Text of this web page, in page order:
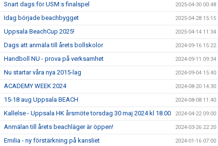
Snart dags för USM:s finalspel 2025-04-30 00:48
Idag började beachbygget 2025-04-28 15:15
Uppsala BeachCup 2025! 2025-04-14 11:34
Dags att anmäla till årets bollskolor 2024-09-16 15:22
Handboll NU - prova på verksamhet 2024-09-11 09:34
Nu startar våra nya 2015-lag 2024-09-04 15:40
ACADEMY WEEK 2024 2024-08-20 14:30
15-18 aug Uppsala BEACH 2024-08-08 11:40
Kallelse - Uppsala HK årsmöte torsdag 30 maj 2024 kl 18.00 2024-04-22 09:00
Anmälan till årets beachläger är öppen! 2024-03-26 22:20
Emilia - ny förstärkning på kansliet 2024-01-16 07:00